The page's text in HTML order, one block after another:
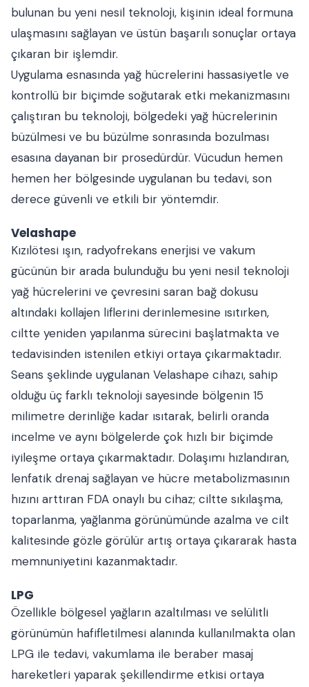
bulunan bu yeni nesil teknoloji, kişinin ideal formuna
ulaşmasını sağlayan ve üstün başarılı sonuçlar ortaya
çıkaran bir işlemdir.
Uygulama esnasında yağ hücrelerini hassasiyetle ve
kontrollü bir biçimde soğutarak etki mekanizmasını
çalıştıran bu teknoloji, bölgedeki yağ hücrelerinin
büzülmesi ve bu büzülme sonrasında bozulması
esasına dayanan bir prosedürdür. Vücudun hemen
hemen her bölgesinde uygulanan bu tedavi, son
derece güvenli ve etkili bir yöntemdir.
Velashape
Kızılötesi ışın, radyofrekans enerjisi ve vakum
gücünün bir arada bulunduğu bu yeni nesil teknoloji
yağ hücrelerini ve çevresini saran bağ dokusu
altındaki kollajen liflerini derinlemesine ısıtırken,
ciltte yeniden yapılanma sürecini başlatmakta ve
tedavisinden istenilen etkiyi ortaya çıkarmaktadır.
Seans şeklinde uygulanan Velashape cihazı, sahip
olduğu üç farklı teknoloji sayesinde bölgenin 15
milimetre derinliğe kadar ısıtarak, belirli oranda
incelme ve aynı bölgelerde çok hızlı bir biçimde
iyileşme ortaya çıkarmaktadır. Dolaşımı hızlandıran,
lenfatik drenaj sağlayan ve hücre metabolizmasının
hızını arttıran FDA onaylı bu cihaz; ciltte sıkılaşma,
toparlanma, yağlanma görünümünde azalma ve cilt
kalitesinde gözle görülür artış ortaya çıkararak hasta
memnuniyetini kazanmaktadır.
LPG
Özellikle bölgesel yağların azaltılması ve selülitli
görünümün hafifletilmesi alanında kullanılmakta olan
LPG ile tedavi, vakumlama ile beraber masaj
hareketleri yaparak şekillendirme etkisi ortaya